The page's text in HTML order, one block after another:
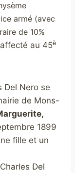
armé (avec
de 10%
au 45è
Del Nero se
de Mons-
1899
fille et un
Del